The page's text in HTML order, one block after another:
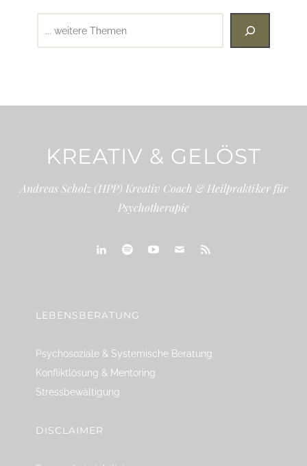
KREATIV & GELÖST
Andreas Scholz (HPP) Kreativ Coach & Heilpraktiker für
Psychotherapie
LEBENSBERATUNG
Psychosoziale & Systemische Beratung
Konfliktlösung & Mentoring
Stressbewältigung
DISCLAIMER